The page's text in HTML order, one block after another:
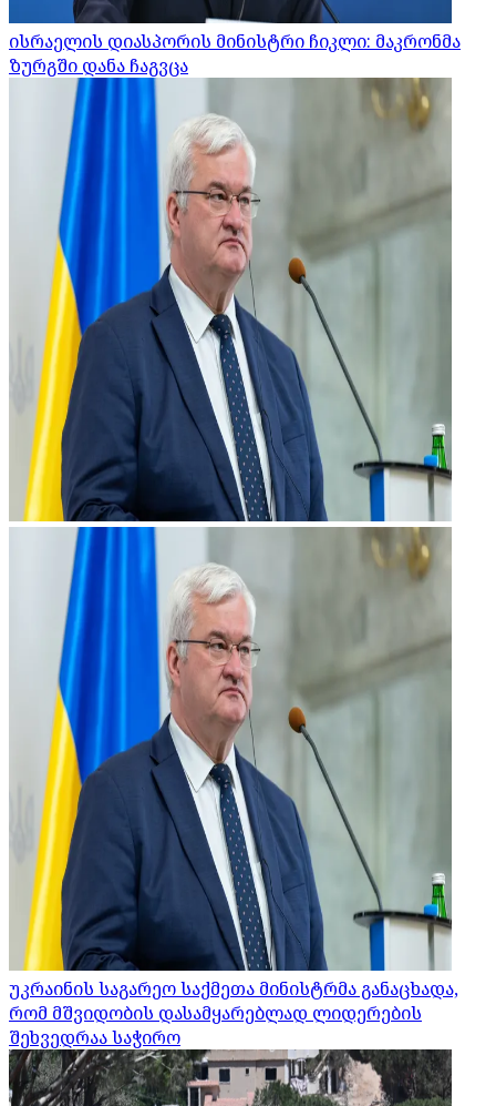
ისრაელის დიასპორის მინისტრი ჩიკლი: მაკრონმა
ზურგში დანა ჩაგვცა
უკრაინის საგარეო საქმეთა მინისტრმა განაცხადა,
რომ მშვიდობის დასამყარებლად ლიდერების
შეხვედრაა საჭირო